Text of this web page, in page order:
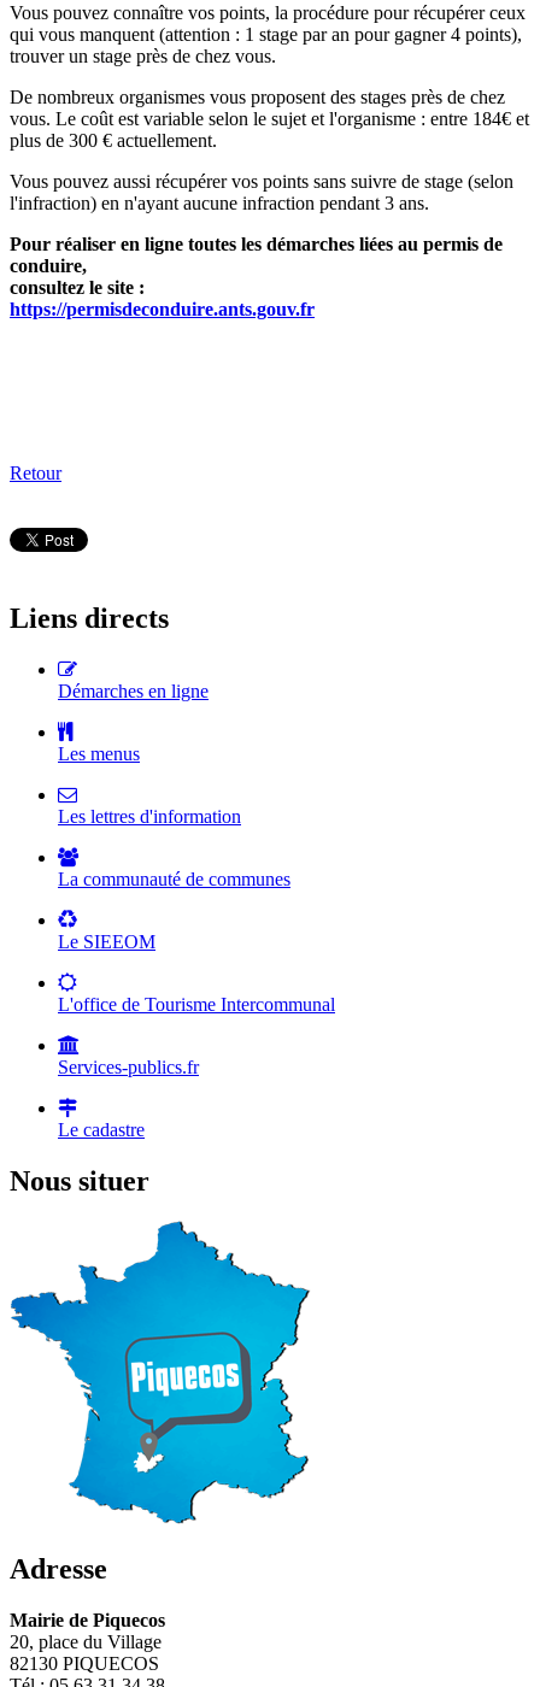
Vous pouvez connaître vos points, la procédure pour récupérer ceux
qui vous manquent (attention : 1 stage par an pour gagner 4 points),
trouver un stage près de chez vous.
De nombreux organismes vous proposent des stages près de chez
vous. Le coût est variable selon le sujet et l'organisme : entre 184€ et
plus de 300 € actuellement.
Vous pouvez aussi récupérer vos points sans suivre de stage (selon
l'infraction) en n'ayant aucune infraction pendant 3 ans.
Pour réaliser en ligne toutes les démarches liées au permis de
conduire,
consultez le site :
https://permisdeconduire.ants.gouv.fr
Retour
Liens directs
Démarches en ligne
Les menus
Les lettres d'information
La communauté de communes
Le SIEEOM
L'office de Tourisme Intercommunal
Services-publics.fr
Le cadastre
Nous situer
Adresse
Mairie de Piquecos
20, place du Village
82130 PIQUECOS